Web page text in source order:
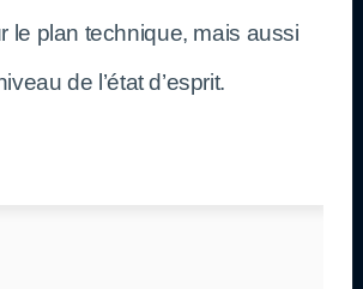
le plan technique, mais aussi
de l’état d’esprit.